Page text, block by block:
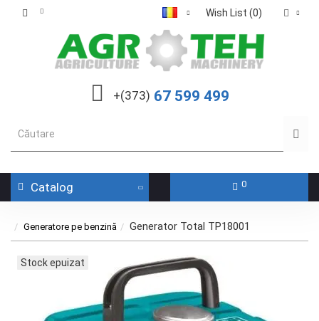
Wish List (0)
+(373) 67 599 499
Catalog 0
Generatore pe benzină Generator Total TP18001
Stock epuizat